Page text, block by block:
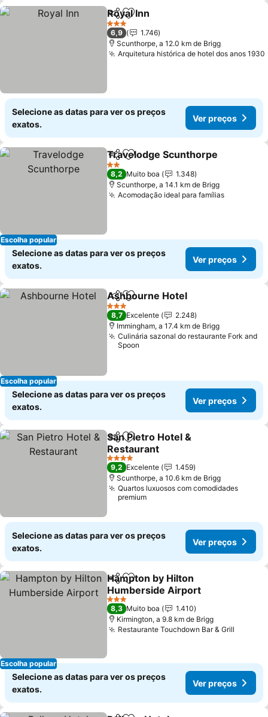
PartilharAdicionar aos favoritos
Royal Inn
3 Estrelas
6,9
1.746
Scunthorpe, a 12.0 km de Brigg
Arquitetura histórica de hotel dos anos 1930
Selecione as datas para ver os preços
exatos.
Ver preços
Escolha popular
PartilharAdicionar aos favoritos
Travelodge Scunthorpe
2 Estrelas
8,2 Muito boa
1.348
Scunthorpe, a 14.1 km de Brigg
Acomodação ideal para famíliasVer
Selecione as datas para ver os preços
exatos.
Ver preços
Escolha popular
PartilharAdicionar aos favoritos
Ashbourne Hotel
3 Estrelas
8,7 Excelente
2.248
Immingham, a 17.4 km de Brigg
Culinária sazonal do restaurante Fork and
Spoon
Selecione as datas para ver os preços
exatos.
Ver preços
PartilharAdicionar aos favoritos
San Pietro Hotel &
Restaurant
Ver preços
4 Estrelas
9,2 Excelente
1.459
Scunthorpe, a 10.6 km de Brigg
Quartos luxuosos com comodidades
premium
Selecione as datas para ver os preços
exatos.
Ver preços
Escolha popular
PartilharAdicionar aos favoritos
Hampton by Hilton
Humberside Airport
Ver preços
3 Estrelas
8,3 Muito boa
1.410
Kirmington, a 9.8 km de Brigg
Restaurante Touchdown Bar & Grill
Selecione as datas para ver os preços
exatos.
Ver preços